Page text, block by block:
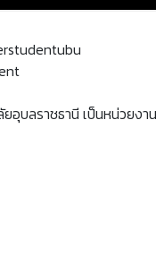
อุบลราชธานี เป็นหน่ว